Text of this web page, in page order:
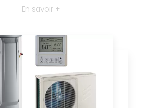
En savoir +